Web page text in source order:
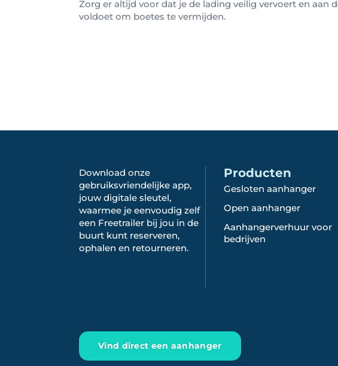
Zorg er altijd voor dat je de lading veilig vervoert en aan
voldoet om boetes te vermijden.
Download onze
gebruiksvriendelijke app,
jouw digitale sleutel,
waarmee je eenvoudig zelf
een Freetrailer bij jou in de
buurt kunt reserveren,
ophalen en retourneren.
Producten
Gesloten aanhanger
Open aanhanger
Aanhangerverhuur voor
bedrijven
Vind direct een aanhanger